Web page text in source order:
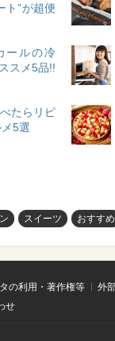
ト”が超便
ールの冷
スメ5品!!
たらリピ
5選
スイーツ おすすめ
の利用・著作権等 外
せ